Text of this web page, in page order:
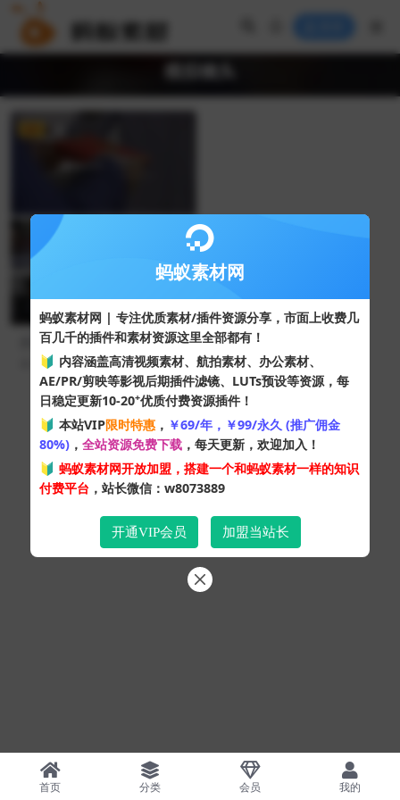
模拟镜头
反腐倡廉警示教育片素材收送
红包礼金商业贿赂模拟镜头
160 30
Copyright © 2024蚂蚁素材网- 版权所有 All rights reserved.
粤ICP备19095528号
XML网站地图HTML网站地图 百度地图
SQL：43
Pages：0.32396s
首页 分类 会员 我的
蚂蚁素材网
蚂蚁素材网 | 专注优质素材/插件资源分享，市面上收费几
百几千的插件和素材资源这里全部都有！
🔰 内容涵盖高清视频素材、航拍素材、办公素材、
AE/PR/剪映等影视后期插件滤镜、LUTs预设等资源，每
日稳定更新10-20+优质付费资源插件！
🔰 本站VIP限时特惠 ， ￥69/年，￥99/永久 (推广佣金
80%) ， 全站资源免费下载 ，每天更新，欢迎加入！
🔰 蚂蚁素材网开放加盟，搭建一个和蚂蚁素材一样的知识
付费平台 ，站长微信：w8073889
开通VIP会员 加盟当站长